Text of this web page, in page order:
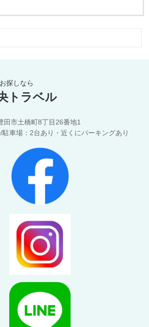
探しなら
トラベル
田市土橋町8丁目26番地1
車場：2台あり・近くにパーキングあり